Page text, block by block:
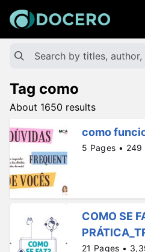
Tag como
About 1650 results
como
5 Pages • 249
COMO SE
21 Pages •